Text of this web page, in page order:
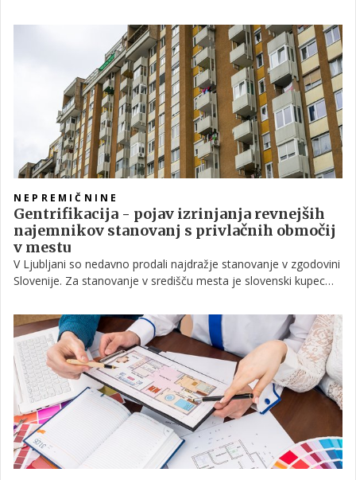
za prihranek denarja. Preberite, kako ji je to uspelo.
NEPREMIČNINE
Gentrifikacija - pojav izrinjanja revnejših
najemnikov stanovanj s privlačnih območij
v mestu
V Ljubljani so nedavno prodali najdražje stanovanje v zgodovini
Slovenije. Za stanovanje v središču mesta je slovenski kupec
se gradijo v Ljubljani, niso dostopna niti kupcem s sicer
nadpovprečnimi plačami. Razkorak med revnimi in bogatimi je
vse večji, manj premožnejše iz mestnega središča izpodrivajo
tisti z debelimi denarnicami. Se tudi pri nas dogaja gentrifikacija?